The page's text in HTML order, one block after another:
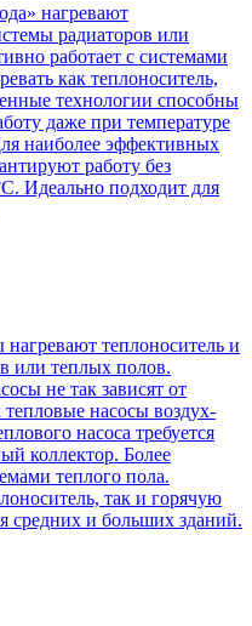
нагревают
радиаторов или
работает с системами
как теплоноситель,
технологии способны
даже при температуре
наиболее эффективных
работу без
Идеально подходит для
теплоноситель и
или теплых полов.
не так зависят от
насосы воздух-
насоса требуется
коллектор. Более
теплого пола.
так и горячую
средних и больших зданий.